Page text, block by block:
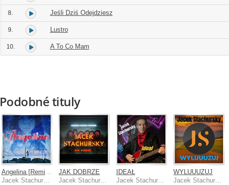
8. Jeśli Dziś Odejdziesz
9. Lustro
10. A To Co Mam
Podobné tituly
Jacek Stachursky
JAK DOBRZE
IDEAŁ
Jacek Stachursky
WYLUUUZUJ